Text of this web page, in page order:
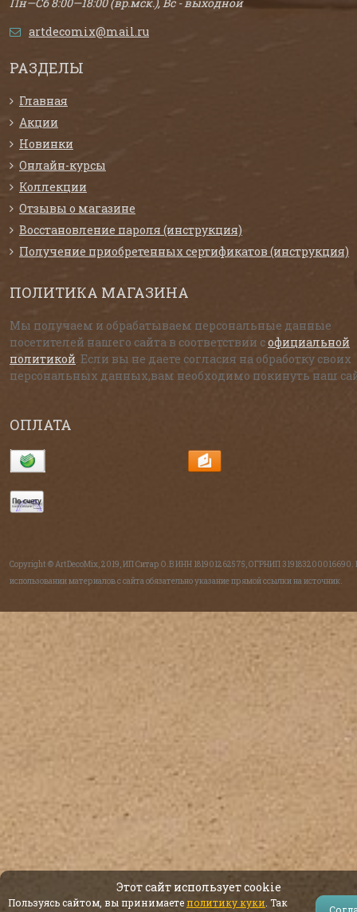
artdecomix@mail.ru
РАЗДЕЛЫ
Главная
Акции
Новинки
Онлайн-курсы
Коллекции
Отзывы о магазине
Восстановление пароля (инструкция)
Получение приобретенных сертификатов (инструкция)
ПОЛИТИКА МАГАЗИНА
Мы получаем и обрабатываем персональные данные
посетителей нашего сайта в соответствии софициальной
политикой . Если вы не даете согласия на обработку своих
персональных данных,вам необходимо покинуть наш
ОПЛАТА
Copyright © ArtDecoMix, 2019, ИП Ситар О.В ИНН 181901262575, ОГРНИП 319183200016690.
использовании материалов с сайта обязательно указание прямой ссылки на источник.
Этот сайт использует cookie
Пользуясь сайтом, вы принимаете политику куки . Так